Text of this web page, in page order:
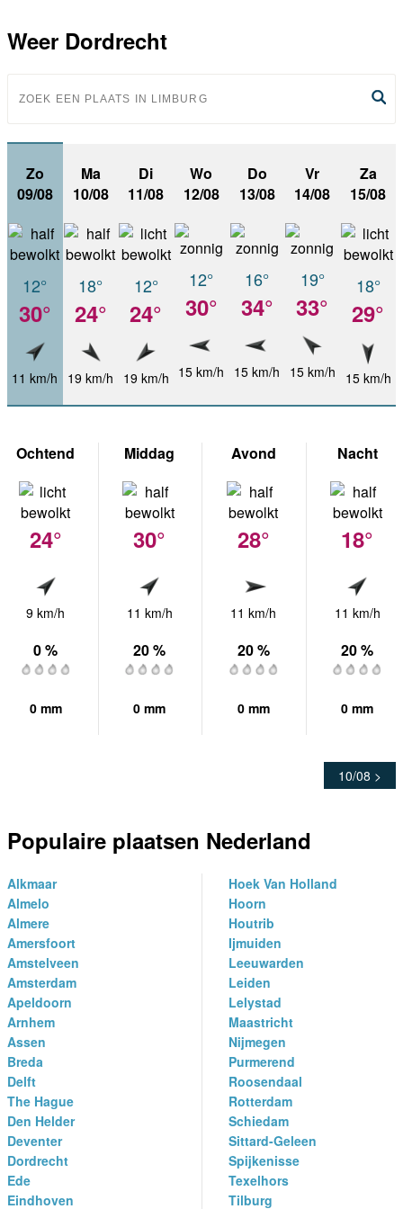
Weer Dordrecht
Zo
09/08
12°
30°
11 km/h
Ma
10/08
18°
24°
19 km/h
Di
11/08
12°
24°
19 km/h
Wo
12/08
12°
30°
15 km/h
Do
13/08
16°
34°
15 km/h
Vr
14/08
19°
33°
15 km/h
Za
15/08
18°
29°
15 km/h
Ochtend
24°
9 km/h
0 %
0 mm
Middag
30°
11 km/h
20 %
0 mm
Avond
28°
11 km/h
20 %
0 mm
Nacht
18°
11 km/h
20 %
0 mm
10/08 >
Populaire plaatsen Nederland
Alkmaar
Almelo
Almere
Amersfoort
Amstelveen
Amsterdam
Apeldoorn
Arnhem
Assen
Breda
Delft
The Hague
Den Helder
Deventer
Dordrecht
Ede
Eindhoven
Hoek Van Holland
Hoorn
Houtrib
Ijmuiden
Leeuwarden
Leiden
Lelystad
Maastricht
Nijmegen
Purmerend
Roosendaal
Rotterdam
Schiedam
Sittard-Geleen
Spijkenisse
Texelhors
Tilburg